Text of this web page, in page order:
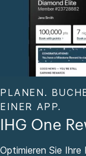
PLANEN.
EINER APP.
IHG One
Optimieren Sie Ihre